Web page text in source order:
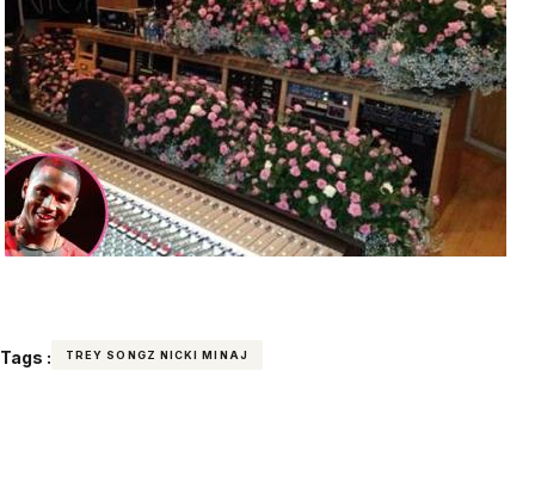
Tags : TREY SONGZ NICKI MINAJ